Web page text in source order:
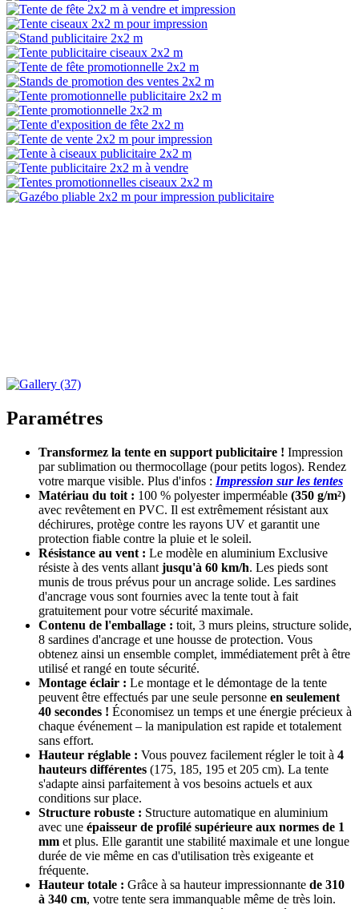
Paramétres
Transformez la tente en support publicitaire ! Impression
par sublimation ou thermocollage (pour petits logos). Rendez
votre marque visible. Plus d'infos : Impression sur les tentes
Matériau du toit : 100 % polyester imperméable (350 g/m²)
avec revêtement en PVC. Il est extrêmement résistant aux
déchirures, protège contre les rayons UV et garantit une
protection fiable contre la pluie et le soleil.
Résistance au vent : Le modèle en aluminium Exclusive
résiste à des vents allant jusqu'à 60 km/h. Les pieds sont
munis de trous prévus pour un ancrage solide. Les sardines
d'ancrage vous sont fournies avec la tente tout à fait
gratuitement pour votre sécurité maximale.
Contenu de l'emballage : toit, 3 murs pleins, structure solide,
8 sardines d'ancrage et une housse de protection. Vous
obtenez ainsi un ensemble complet, immédiatement prêt à être
utilisé et rangé en toute sécurité.
Montage éclair : Le montage et le démontage de la tente
peuvent être effectués par une seule personne en seulement
40 secondes ! Économisez un temps et une énergie précieux à
chaque événement – la manipulation est rapide et totalement
sans effort.
Hauteur réglable : Vous pouvez facilement régler le toit à 4
hauteurs différentes (175, 185, 195 et 205 cm). La tente
s'adapte ainsi parfaitement à vos besoins actuels et aux
conditions sur place.
Structure robuste : Structure automatique en aluminium
avec une épaisseur de profilé supérieure aux normes de 1
mm et plus. Elle garantit une stabilité maximale et une longue
durée de vie même en cas d'utilisation très exigeante et
fréquente.
Hauteur totale : Grâce à sa hauteur impressionnante de 310
à 340 cm, votre tente sera immanquable même de très loin.